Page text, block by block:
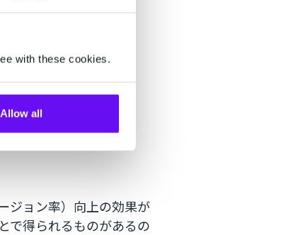
with these cookies.
Allow all
向上
ジョン率）向上の効果が
で得られるものがあるの